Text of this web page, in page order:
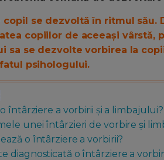
copil se dezvoltă în ritmul său.
copiilor de aceeași vârstă,
sa se dezvolte vorbirea la
psihologului.
întârziere a vorbirii și a limbajului?
unei întârzieri de vorbire și
o întârziere a vorbirii?
diagnosticată o întârziere a